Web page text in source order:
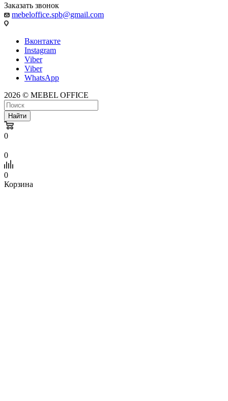
Заказать звонок
mebeloffice.spb@gmail.com
Вконтакте
Instagram
Viber
Viber
WhatsApp
2026 © MEBEL OFFICE
Найти
0
0
0
Корзина